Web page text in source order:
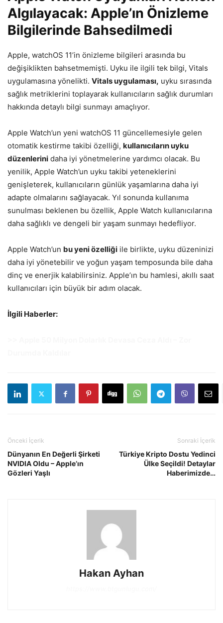
Algılayacak: Apple’ın Önizleme
Bilgilerinde Bahsedilmedi
Apple, watchOS 11’in önizleme bilgileri arasında bu
değişiklikten bahsetmemişti. Uyku ile ilgili tek bilgi, Vitals
uygulamasına yönelikti. Vitals uygulaması, uyku sırasında
sağlık metriklerini toplayarak kullanıcıların sağlık durumları
hakkında detaylı bilgi sunmayı amaçlıyor.
Apple Watch’un yeni watchOS 11 güncellemesiyle gelen
otomatik kestirme takibi özelliği, kullanıcıların uyku
düzenlerini daha iyi yönetmelerine yardımcı olacak. Bu
yenilik, Apple Watch’un uyku takibi yeteneklerini
genişleterek, kullanıcıların günlük yaşamlarına daha iyi
adapte olmalarını sağlayacak. Yıl sonunda kullanıma
sunulması beklenen bu özellik, Apple Watch kullanıcılarına
daha sağlıklı ve dengeli bir yaşam sunmayı hedefliyor.
Apple Watch’un bu yeni özelliği ile birlikte, uyku düzeninizi
daha iyi yönetebilir ve yoğun yaşam temposunda bile daha
dinç ve enerjik kalabilirsiniz. Apple’ın bu hamlesi, akıllı saat
kullanıcıları için büyük bir adım olacak.
İlgili Haberler:
Önceki İçerik
Dünyanın En Değerli Şirketi
NVIDIA Oldu – Apple’ın
Gözleri Yaşlı
Sonraki İçerik
Türkiye Kripto Dostu Yedinci
Ülke Seçildi! Detaylar
Haberimizde…
Hakan Ayhan